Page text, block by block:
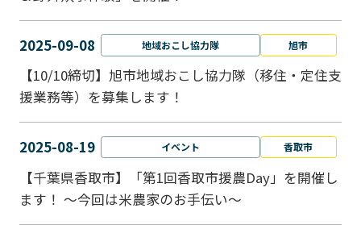
2025-09-08 地域おこし協力隊 旭市
【10/10締切】旭市地域おこし協力隊（移住・定住支
援業務等）を募集します！
2025-08-19 イベント 香取市
【千葉県香取市】「第1回香取市援農Day」を開催し
ます！ ～今回は米農家のお手伝い～